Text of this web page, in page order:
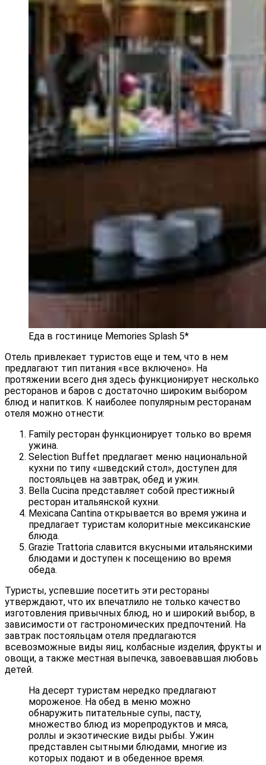
Еда в гостинице Memories Splash 5*
Отель привлекает туристов еще и тем, что в нем
предлагают тип питания «все включено». На
протяжении всего дня здесь функционирует несколько
ресторанов и баров с достаточно широким выбором
блюд и напитков. К наиболее популярным ресторанам
отеля можно отнести:
Family ресторан функционирует только во время
ужина.
Selection Buffet предлагает меню национальной
кухни по типу «шведский стол», доступен для
постояльцев на завтрак, обед и ужин.
Bella Cucina представляет собой престижный
ресторан итальянской кухни.
Mexicana Cantina открывается во время ужина и
предлагает туристам колоритные мексиканские
блюда.
Grazie Trattoria славится вкусными итальянскими
блюдами и доступен к посещению во время
обеда.
Туристы, успевшие посетить эти рестораны
утверждают, что их впечатлило не только качество
изготовления привычных блюд, но и широкий выбор, в
зависимости от гастрономических предпочтений. На
завтрак постояльцам отеля предлагаются
всевозможные виды яиц, колбасные изделия, фрукты и
овощи, а также местная выпечка, завоевавшая любовь
детей.
На десерт туристам нередко предлагают
мороженое. На обед в меню можно
обнаружить питательные супы, пасту,
множество блюд из морепродуктов и мяса,
роллы и экзотические виды рыбы. Ужин
представлен сытными блюдами, многие из
которых подают и в обеденное время.